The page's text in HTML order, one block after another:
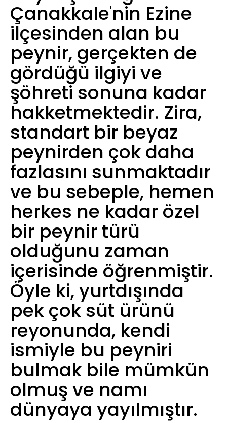
Çanakkale'nin Ezine
ilçesinden alan bu
peynir, gerçekten de
gördüğü ilgiyi ve
şöhreti sonuna kadar
hakketmektedir. Zira,
standart bir beyaz
peynirden çok daha
fazlasını sunmaktadır
ve bu sebeple, hemen
herkes ne kadar özel
bir peynir türü
olduğunu zaman
içerisinde öğrenmiştir.
Öyle ki, yurtdışında
pek çok süt ürünü
reyonunda, kendi
ismiyle bu peyniri
bulmak bile mümkün
olmuş ve namı
dünyaya yayılmıştır.